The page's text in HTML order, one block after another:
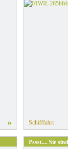
» Schifffahrt
Pssst.... Sie